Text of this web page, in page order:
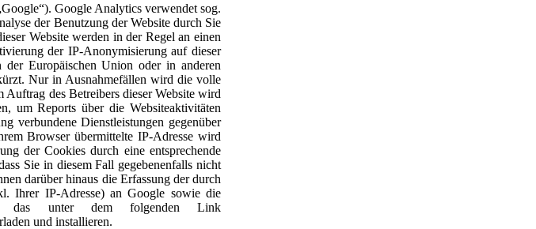
Google Analytics verwendet sog.
der Benutzung der Website durch Sie
Website werden in der Regel an einen
der IP-Anonymisierung auf dieser
Europäischen Union oder in anderen
Nur in Ausnahmefällen wird die volle
des Betreibers dieser Website wird
um Reports über die Websiteaktivitäten
verbundene Dienstleistungen gegenüber
Browser übermittelte IP-Adresse wird
der Cookies durch eine entsprechende
Sie in diesem Fall gegebenenfalls nicht
darüber hinaus die Erfassung der durch
Ihrer IP-Adresse) an Google sowie die
das unter dem folgenden Link
und installieren.